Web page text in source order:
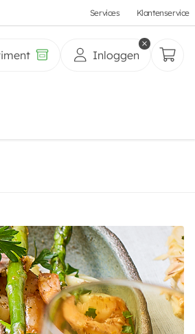
Services Klantenservice
Inloggen